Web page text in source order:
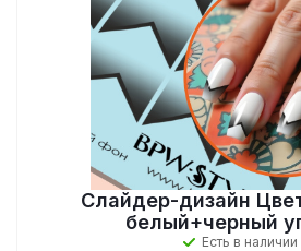
Слайдер-дизайн
белый+черный
Есть в наличии